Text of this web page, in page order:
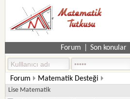
Forum Son konular
Forum Matematik Desteği
Lise Matematik